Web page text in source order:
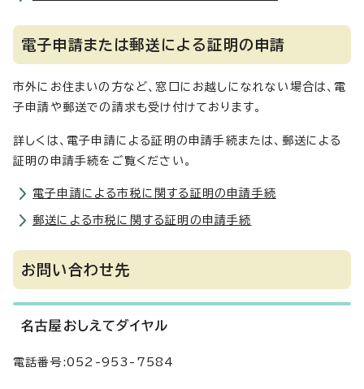
電子申請または郵送による証明の申請
市外にお住まいの方など、窓口にお越しになれない場合は、電
子申請や郵送での請求も受け付けております。
詳しくは、電子申請による証明の申請手続または、郵送による
証明の申請手続をご覧ください。
電子申請による市税に関する証明の申請手続
郵送による市税に関する証明の申請手続
お問い合わせ先
名古屋おしえてダイヤル
電話番号:052-953-7584